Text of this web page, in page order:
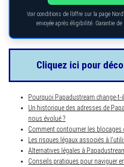
Voir conditions de l’offre sur la page
envoyée après éligibilité. Garantie
Cliquez ici pour
Pourquoi Papadustream change-t-
Un historique des adresses de
nous évolué ?
Comment contourner les blocages
Les risques légaux associés à
Alternatives légales à
Conseils pratiques pour naviguer